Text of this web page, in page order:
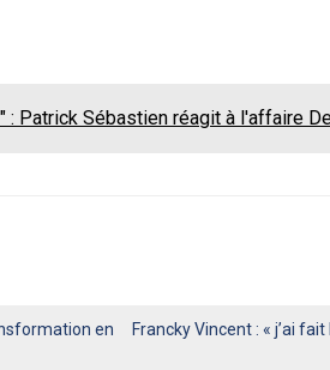
: Patrick Sébastien réagit à l'affaire
en
Francky Vincent : « j’ai